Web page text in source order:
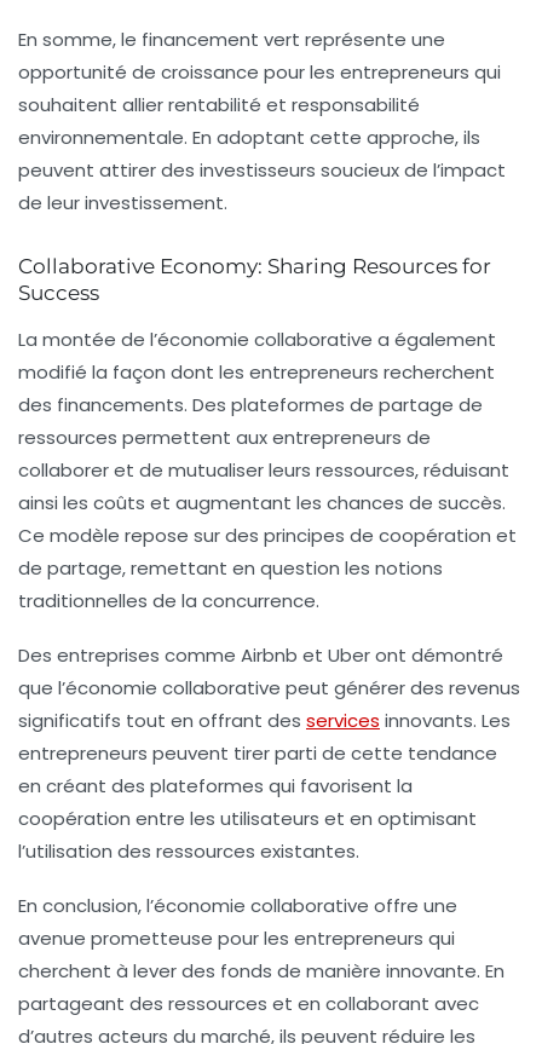
En somme, le financement vert représente une
opportunité de croissance pour les entrepreneurs qui
souhaitent allier rentabilité et responsabilité
environnementale. En adoptant cette approche, ils
peuvent attirer des investisseurs soucieux de l’impact
de leur investissement.
Collaborative Economy: Sharing Resources for
Success
La montée de l’économie collaborative a également
modifié la façon dont les entrepreneurs recherchent
des financements. Des plateformes de partage de
ressources permettent aux entrepreneurs de
collaborer et de mutualiser leurs ressources, réduisant
ainsi les coûts et augmentant les chances de succès.
Ce modèle repose sur des principes de coopération et
de partage, remettant en question les notions
traditionnelles de la concurrence.
Des entreprises comme Airbnb et Uber ont démontré
que l’économie collaborative peut générer des revenus
significatifs tout en offrant des services innovants. Les
entrepreneurs peuvent tirer parti de cette tendance
en créant des plateformes qui favorisent la
coopération entre les utilisateurs et en optimisant
l’utilisation des ressources existantes.
En conclusion, l’économie collaborative offre une
avenue prometteuse pour les entrepreneurs qui
cherchent à lever des fonds de manière innovante. En
partageant des ressources et en collaborant avec
d’autres acteurs du marché, ils peuvent réduire les